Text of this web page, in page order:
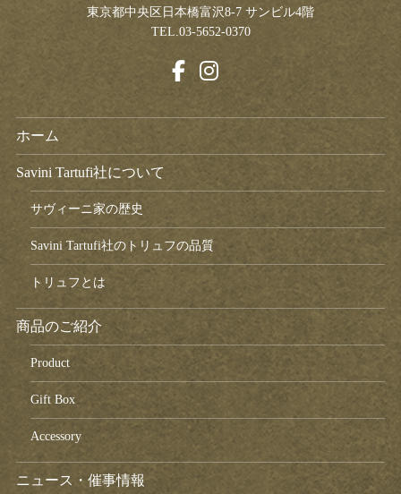
東京都中央区日本橋富沢8-7 サンビル4階
TEL.03-5652-0370
ホーム
Savini Tartufi社について
サヴィーニ家の歴史
Savini Tartufi社のトリュフの品質
トリュフとは
商品のご紹介
Product
Gift Box
Accessory
ニュース・催事情報